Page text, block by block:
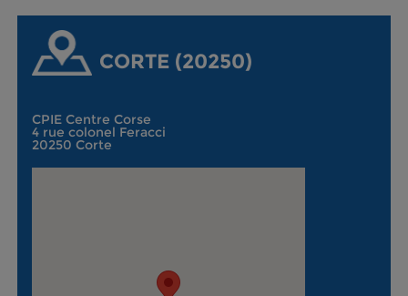
CORTE (20250)
CPIE Centre Corse
4 rue colonel Feracci
20250 Corte